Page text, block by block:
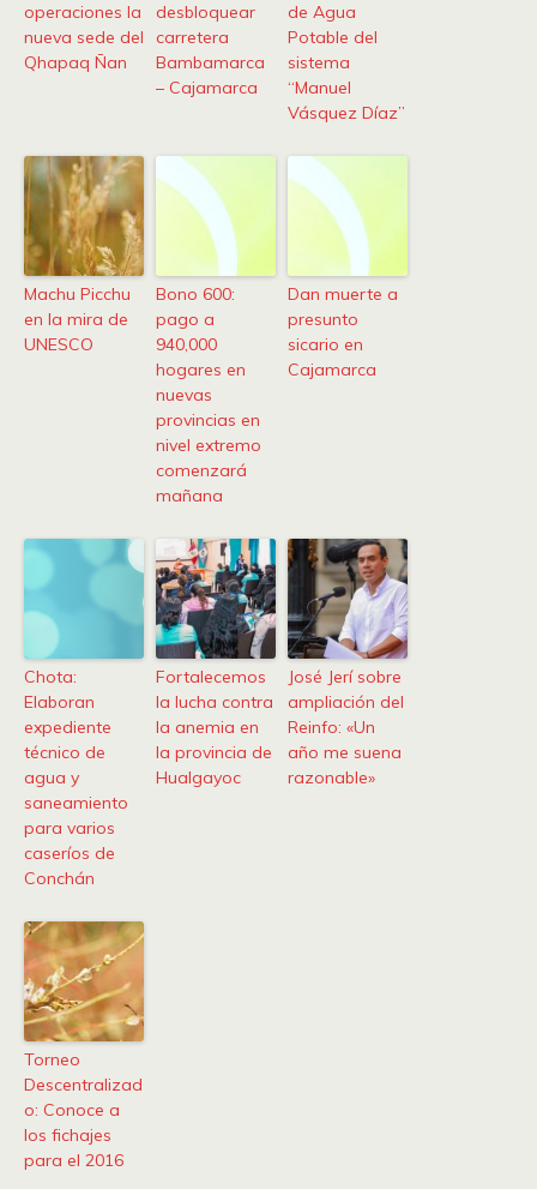
operaciones la
nueva sede del
Qhapaq Ñan
desbloquear
carretera
Bambamarca
– Cajamarca
de Agua
Potable del
sistema
“Manuel
Vásquez Díaz”
Machu Picchu
en la mira de
UNESCO
Bono 600:
pago a
940,000
hogares en
nuevas
provincias en
nivel extremo
comenzará
mañana
Dan muerte a
presunto
sicario en
Cajamarca
Chota:
Elaboran
expediente
técnico de
agua y
saneamiento
para varios
caseríos de
Conchán
Fortalecemos
la lucha contra
la anemia en
la provincia de
Hualgayoc
José Jerí sobre
ampliación del
Reinfo: «Un
año me suena
razonable»
Torneo
Descentralizad
o: Conoce a
los fichajes
para el 2016